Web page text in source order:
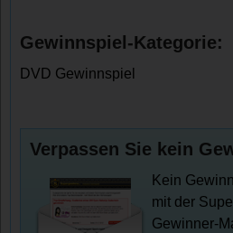
Gewinnspiel-Kategorie:
DVD Gewinnspiel
Verpassen Sie kein
Kein
mit der
Gewinner-